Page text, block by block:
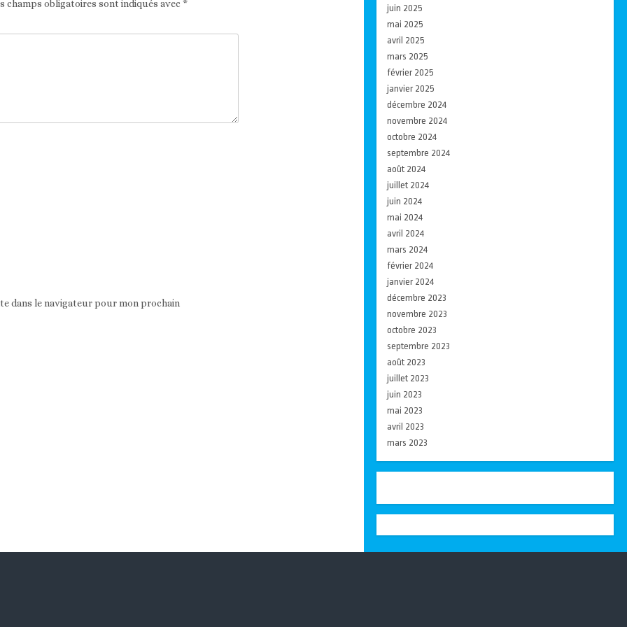
champs obligatoires sont indiqués avec*
dans le navigateur pour mon prochain
juin 2025
mai 2025
avril 2025
mars 2025
février 2025
janvier 2025
décembre 2024
novembre 2024
octobre 2024
septembre 2024
août 2024
juillet 2024
juin 2024
mai 2024
avril 2024
mars 2024
février 2024
janvier 2024
décembre 2023
novembre 2023
octobre 2023
septembre 2023
août 2023
juillet 2023
juin 2023
mai 2023
avril 2023
mars 2023